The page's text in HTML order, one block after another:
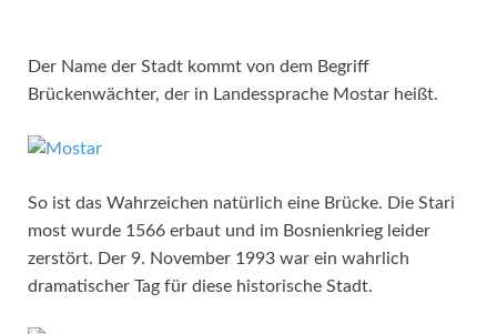
Der Name der Stadt kommt von dem Begriff
Brückenwächter, der in Landessprache Mostar heißt.
So ist das Wahrzeichen natürlich eine Brücke. Die Stari
most wurde 1566 erbaut und im Bosnienkrieg leider
zerstört. Der 9. November 1993 war ein wahrlich
dramatischer Tag für diese historische Stadt.